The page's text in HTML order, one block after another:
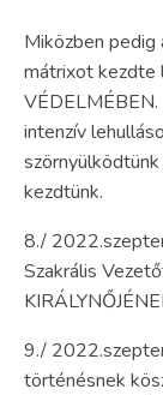
Miközben
mátrixot kezdte
intenzív
kezdtünk.
8./
Szakrális
9./
történésnek